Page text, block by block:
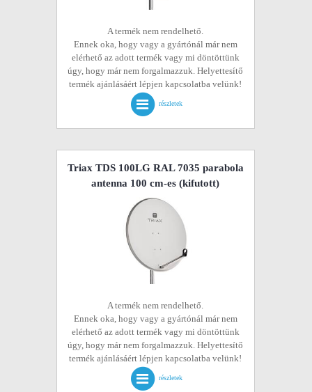
A termék nem rendelhető.
Ennek oka, hogy vagy a gyártónál már nem
elérhető az adott termék vagy mi döntöttünk
úgy, hogy már nem forgalmazzuk. Helyettesítő
termék ajánlásáért lépjen kapcsolatba velünk!
részletek
Triax TDS 100LG RAL 7035 parabola
antenna 100 cm-es (kifutott)
A termék nem rendelhető.
Ennek oka, hogy vagy a gyártónál már nem
elérhető az adott termék vagy mi döntöttünk
úgy, hogy már nem forgalmazzuk. Helyettesítő
termék ajánlásáért lépjen kapcsolatba velünk!
részletek